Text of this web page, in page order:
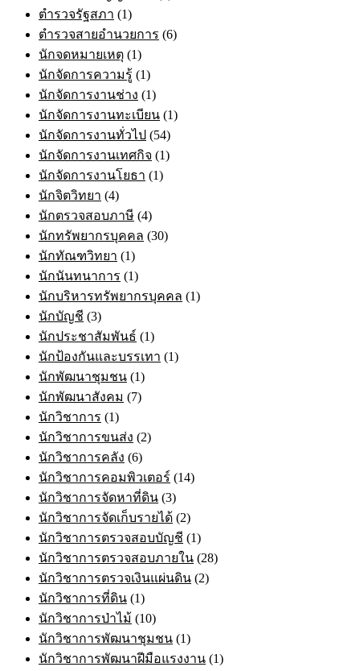
ตำรวจรัฐสภา (1)
ตำรวจสายอำนวยการ (6)
นักจดหมายเหตุ (1)
นักจัดการความรู้ (1)
นักจัดการงานช่าง (1)
นักจัดการงานทะเบียน (1)
นักจัดการงานทั่วไป (54)
นักจัดการงานเทศกิจ (1)
นักจัดการงานโยธา (1)
นักจิตวิทยา (4)
นักตรวจสอบภาษี (4)
นักทรัพยากรบุคคล (30)
นักทัณฑวิทยา (1)
นักนันทนาการ (1)
นักบริหารทรัพยากรบุคคล (1)
นักบัญชี (3)
นักประชาสัมพันธ์ (1)
นักป้องกันและบรรเทา (1)
นักพัฒนาชุมชน (1)
นักพัฒนาสังคม (7)
นักวิชาการ (1)
นักวิชาการขนส่ง (2)
นักวิชาการคลัง (6)
นักวิชาการคอมพิวเตอร์ (14)
นักวิชาการจัดหาที่ดิน (3)
นักวิชาการจัดเก็บรายได้ (2)
นักวิชาการตรวจสอบบัญชี (1)
นักวิชาการตรวจสอบภายใน (28)
นักวิชาการตรวจเงินแผ่นดิน (2)
นักวิชาการที่ดิน (1)
นักวิชาการป่าไม้ (10)
นักวิชาการพัฒนาชุมชน (1)
นักวิชาการพัฒนาฝีมือแรงงาน (1)